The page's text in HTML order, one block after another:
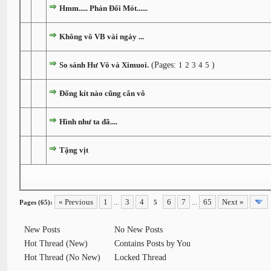
Hmm..... Phản Đối Mót......
Không vô VB vài ngày ...
So sánh Hư Vô và Ximuoi. (Pages: 1 2 3 4 5 )
Đống kít nào cũng cắn vô
Hình như ta đã....
Tặng vịt
Pages (65): « Previous 1 3 4 5 6 7 65 Next »
New Posts
Hot Thread (New)
Hot Thread (No New)
No New Posts
Contains Posts by You
Locked Thread